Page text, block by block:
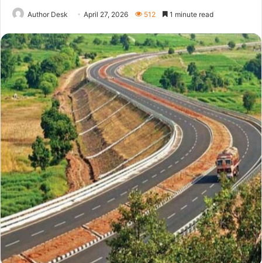
Author Desk April 27, 2026 512 1 minute read